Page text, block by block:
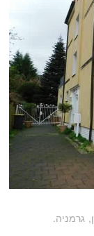
גרמניה.